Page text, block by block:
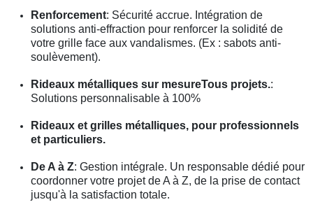
Renforcement: Sécurité accrue. Intégration de
solutions anti-effraction pour renforcer la solidité de
votre grille face aux vandalismes. (Ex : sabots anti-
soulèvement).
Rideaux métalliques sur mesureTous projets.:
Solutions personnalisable à 100%
Rideaux et grilles métalliques, pour professionnels
et particuliers.
De A à Z: Gestion intégrale. Un responsable dédié pour
coordonner votre projet de A à Z, de la prise de contact
jusqu'à la satisfaction totale.